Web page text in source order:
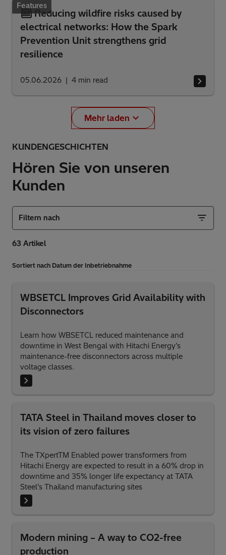
Features
Reducing wildfire risks caused by
electrical networks: How the Spark
Prevention Unit strengthens grid
resilience
05.06.2026 4 min read
Mehr laden
KUNDENGESCHICHTEN
Hören Sie von unseren
Kunden
Filtern nach
Sortiert nach Datum der Inbetriebnahme
WBSETCL Improves Grid Availability with
Disconnectors
Learn how WBSETCL reduced maintenance and
downtime in West Bengal with Hitachi Energy’s
maintenance-free disconnectors across multiple
voltage classes.
TATA Steel in Thailand moves closer to
its vision of zero failures
The TXpertTM Enabled power transformers from
Hitachi Energy are expected to result in a 60% drop in
downtime and 35% longer life expectancy at TATA
Steel’s Thailand manufacturing sites
Modern mining – A way to CO2-free
production